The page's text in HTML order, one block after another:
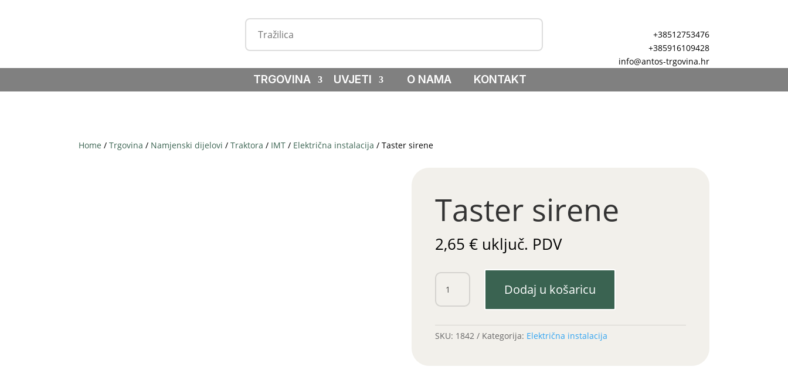
+38512753476
+385916109428
info@antos-trgovina.hr
TRGOVINA UVJETI O NAMA KONTAKT
Home /Trgovina / Namjenski dijelovi /Traktora / IMT / Električna instalacija / Taster sirene
Taster sirene
2,65 € uključ. PDV
Taster
sirene
količina
Dodaj u košaricu
SKU: 1842 Kategorija: Električna instalacija